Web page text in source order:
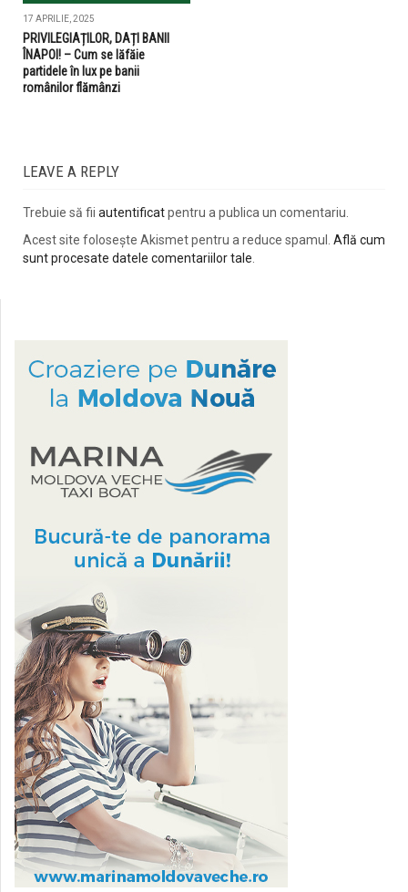
17 APRILIE, 2025
PRIVILEGIAȚILOR, DAȚI BANII
ÎNAPOI! – Cum se lăfăie
partidele în lux pe banii
românilor flămânzi
LEAVE A REPLY
Trebuie să fii autentificatpentru a publica un comentariu.
Acest site folosește Akismet pentru a reduce spamul. Află cum
sunt procesate datele comentariilor tale.